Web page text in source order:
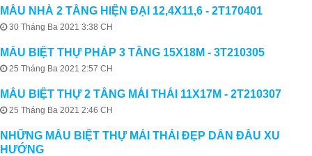
MẪU NHÀ 2 TẦNG HIỆN ĐẠI 12,4X11,6 - 2T170401
30 Tháng Ba 2021 3:38 CH
MẪU BIỆT THỰ PHÁP 3 TẦNG 15X18M - 3T210305
25 Tháng Ba 2021 2:57 CH
MẪU BIỆT THỰ 2 TẦNG MÁI THÁI 11X17M - 2T210307
25 Tháng Ba 2021 2:46 CH
NHỮNG MẪU BIỆT THỰ MÁI THÁI ĐẸP DẪN ĐẦU XU
HƯỚNG